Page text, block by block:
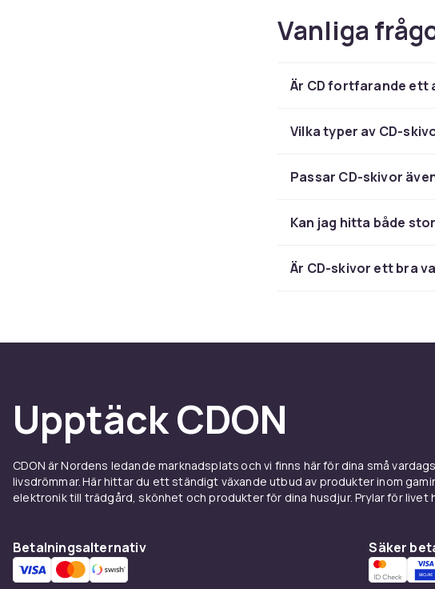
Fyll på din
klassiska
samling finns ett stort
och äldre album från
inte missa nästa album i
Genrer och
musiksmak
Limited
Edition
För dig som vill ha något
unika omslag eller
Deluxe Edition med
CD skivor
Vanliga
Är CD fortfarande ett
Vilka typer av CD-
Passar CD-skivor
Kan jag hitta både
Är CD-skivor ett bra
Upptäck CDON
CDON är Nordens ledande marknadsplats och vi finns här för dina små
livsdrömmar. Här hittar du ett ständigt växande utbud av produkter inom
elektronik till trädgård, skönhet och produkter för dina husdjur. Prylar för livet
Betalningsalternativ Säker